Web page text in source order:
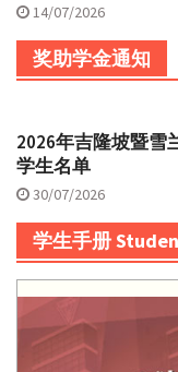
14/07/2026
奖助学金通知
2026年吉隆坡暨雪
学生名单
30/07/2026
学生手册